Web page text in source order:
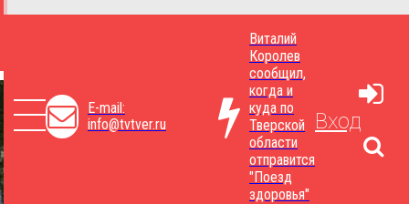
E-mail:
info@tvtver.ru
Виталий
Королев
сообщил,
когда и
куда по
Тверской
области
отправится
"Поезд
здоровья"
Вход